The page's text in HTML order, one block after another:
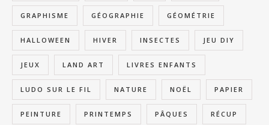
GRAPHISME GÉOGRAPHIE GÉOMÉTRIE
HALLOWEEN HIVER INSECTES JEU DIY
JEUX LAND ART LIVRES ENFANTS
LUDO SUR LE FIL NATURE NOËL PAPIER
PEINTURE PRINTEMPS PÂQUES RÉCUP